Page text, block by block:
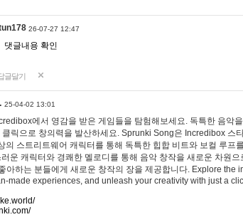
26-07-27 12:47
댓글내용 확인
글달기
25-04-02 13:01
에서 영감을 받은 게임들을 탐험해보세요. 독특한 음악
클릭으로 창의력을 발산하세요. Sprunki Song은 Incredibox 스
의 스트리트웨어 캐릭터를 통해 독특한 힙합 비트와 보컬 루프
운 캐릭터와 경쾌한 멜로디를 통해 음악 창작을 새로운 차원
아하는 분들에게 새로운 창작의 장을 제공합니다. Explore
made experiences, and unleash your creativity with just a